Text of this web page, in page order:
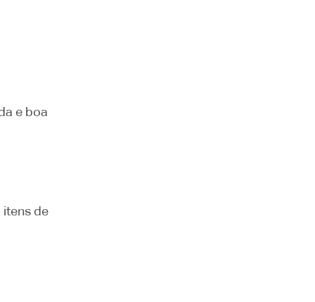
e boa
itens de